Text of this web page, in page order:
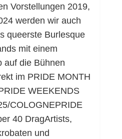
Vorstellungen 2019,
werden wir auch
queerste Burlesque
mit einem
auf die Bühnen
im PRIDE MONTH
WEEKENDS
COLOGNEPRIDE
40 DragArtists,
und